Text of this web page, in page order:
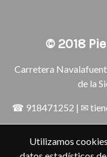
© 2018
Carretera
de la
☎ 918471252 | ✉
Utilizamos